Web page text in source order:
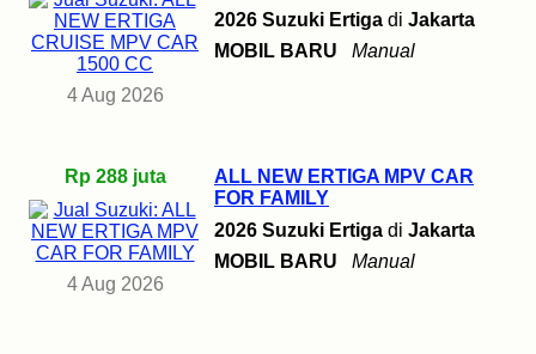
4 Aug 2026
2026 Suzuki Ertiga di Jakarta
MOBIL BARU
Manual
Rp 288 juta
4 Aug 2026
ALL NEW ERTIGA MPV CAR
FOR FAMILY
2026 Suzuki Ertiga di Jakarta
MOBIL BARU
Manual